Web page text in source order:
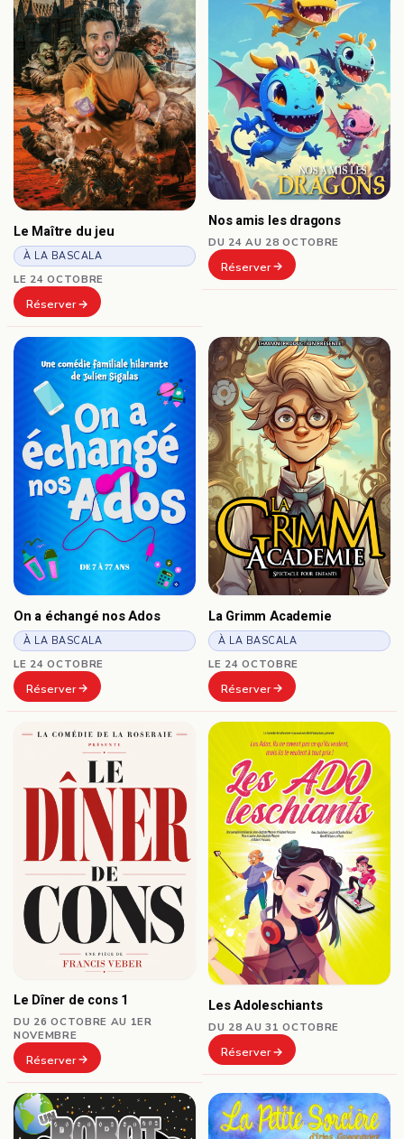
Le Maître du jeu
À LA BASCALA
LE 24 OCTOBRE
Réserver
Nos amis les dragons
DU 24 AU 28 OCTOBRE
Réserver
On a échangé nos Ados
À LA BASCALA
LE 24 OCTOBRE
Réserver
La Grimm Academie
À LA BASCALA
LE 24 OCTOBRE
Réserver
Le Dîner de cons 1
DU 26 OCTOBRE AU 1ER
NOVEMBRE
Réserver
Les Adoleschiants
DU 28 AU 31 OCTOBRE
Réserver